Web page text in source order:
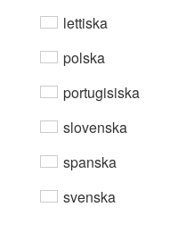
lettiska
polska
portugisiska
slovenska
spanska
svenska